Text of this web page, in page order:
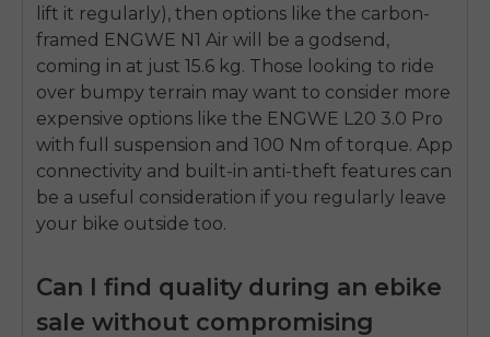
lift it regularly), then options like the carbon-
framed ENGWE N1 Air will be a godsend,
coming in at just 15.6 kg. Those looking to ride
over bumpy terrain may want to consider more
expensive options like the ENGWE L20 3.0 Pro
with full suspension and 100 Nm of torque. App
connectivity and built-in anti-theft features can
be a useful consideration if you regularly leave
your bike outside too.
Can I find quality during an ebike
sale without compromising